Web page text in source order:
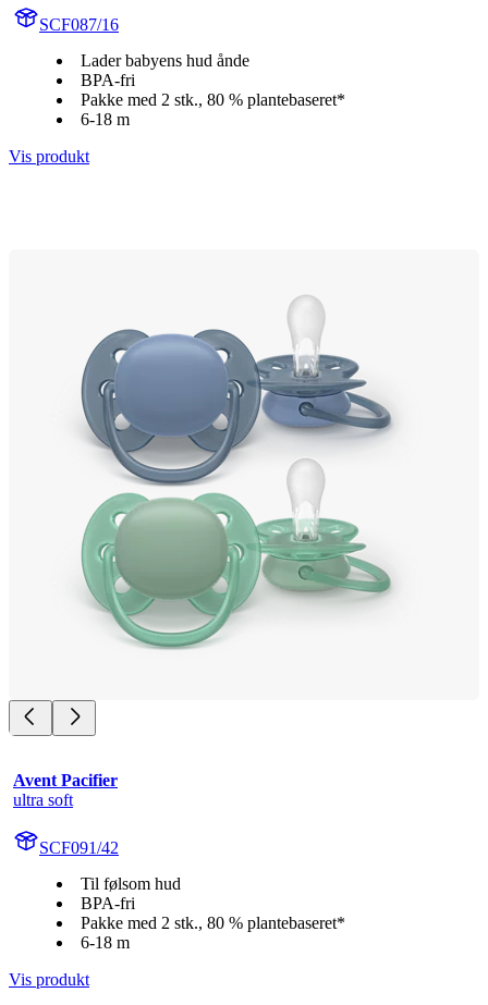
SCF087/16
Lader babyens hud ånde
BPA-fri
Pakke med 2 stk., 80 % plantebaseret*
6-18 m
Vis produkt
Avent Pacifier
ultra soft
SCF091/42
Til følsom hud
BPA-fri
Pakke med 2 stk., 80 % plantebaseret*
6-18 m
Vis produkt